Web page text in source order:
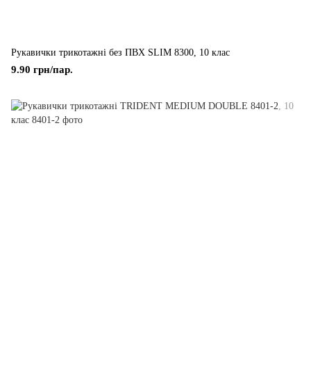
Рукавички трикотажні без ПВХ SLIM 8300, 10 клас
9.90 грн/пар.